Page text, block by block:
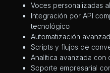
Voces personalizadas
Integración por API
tecnológico
Automatización
Scripts y flujos de
Analítica avanzada con
Soporte empresarial